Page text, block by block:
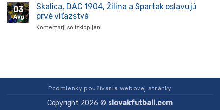
v oslavuje,
03
Avg
Skalica, DAC 1904, Žilina a Spartak oslavujú
prvé víťazstvá
Komentarji so izklopljeni
Spartak
oslavujú
víťazstvá
Podmienky používania webovej stránky
Copyright 2026 © slovakfutball.com